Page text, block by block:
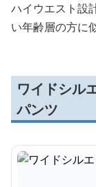
ハイウエスト設
い年齢層の方に
ワイドシル
パンツ